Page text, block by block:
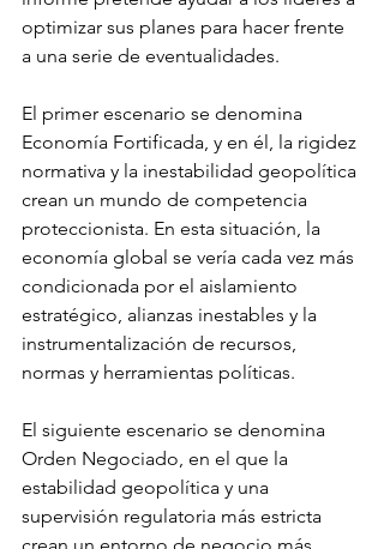
optimizar sus planes para hacer frente
a una serie de eventualidades.
El primer escenario se denomina
Economía Fortificada, y en él, la rigidez
normativa y la inestabilidad geopolítica
crean un mundo de competencia
proteccionista. En esta situación, la
economía global se vería cada vez más
condicionada por el aislamiento
estratégico, alianzas inestables y la
instrumentalización de recursos,
normas y herramientas políticas.
El siguiente escenario se denomina
Orden Negociado, en el que la
estabilidad geopolítica y una
supervisión regulatoria más estricta